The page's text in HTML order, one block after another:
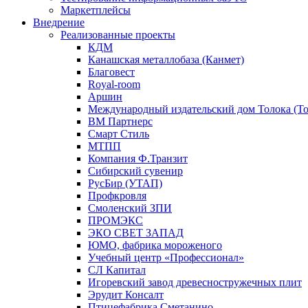
Маркетплейсы
Внедрение
Реализованные проекты
КДМ
Канашская металлобаза (Канмет)
Благовест
Royal-room
Аршин
Международный издательский дом Толока
ВМ Партнерс
Смарт Стиль
МТПП
Компания Ф.Транзит
Сибирский сувенир
РусБир (УТАП)
Профкровля
Смоленский ЗПИ
ПРОМЭКС
ЭКО СВЕТ ЗАПАД
ЮМО, фабрика мороженого
Учебный центр «Профессионал»
СЛ Капитал
Игоревский завод древесностружечных плит
Эрудит Консалт